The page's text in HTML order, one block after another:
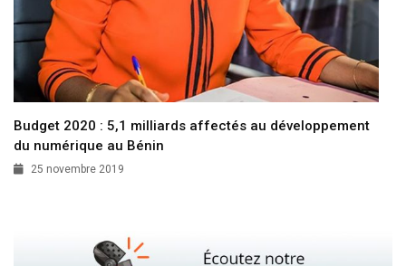
Budget 2020 : 5,1 milliards affectés au développement
du numérique au Bénin
25 novembre 2019